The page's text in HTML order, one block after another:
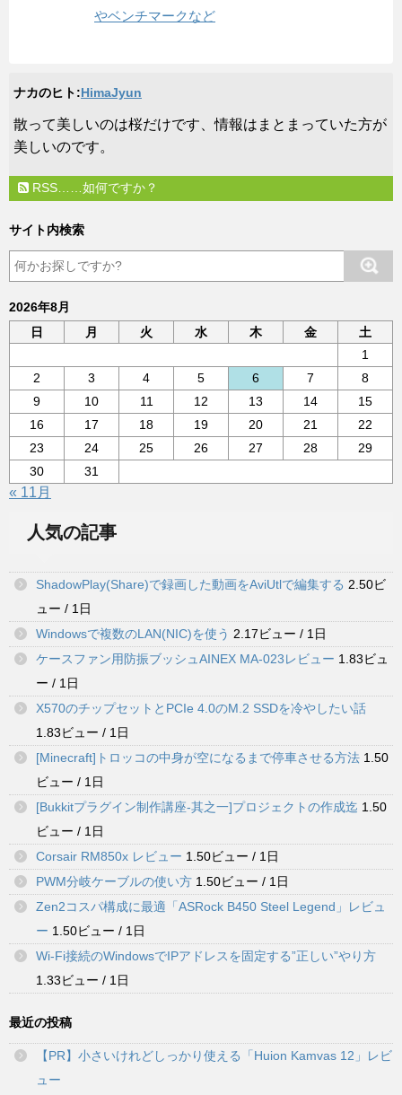
やベンチマークなど
ナカのヒト:HimaJyun
​散って美しいのは桜だけです、情報はまとまっていた方が
美しいのです。
RSS……如何ですか？
サイト内検索
2026年8月
日
月 火 水 木 金
土
1
2
3 4 5 6 7
8
9
10 11 12 13 14
15
16
17 18 19 20 21
22
23
24 25 26 27 28
29
30
31
« 11月
人気の記事
ShadowPlay(Share)で録画した動画をAviUtlで編集する 2.50ビ
ュー / 1日
Windowsで複数のLAN(NIC)を使う 2.17ビュー / 1日
ケースファン用防振ブッシュAINEX MA-023レビュー 1.83ビュ
ー / 1日
X570のチップセットとPCIe 4.0のM.2 SSDを冷やしたい話
1.83ビュー / 1日
[Minecraft]トロッコの中身が空になるまで停車させる方法 1.50
ビュー / 1日
[Bukkitプラグイン制作講座-其之一]プロジェクトの作成迄 1.50
ビュー / 1日
Corsair RM850x レビュー 1.50ビュー / 1日
PWM分岐ケーブルの使い方 1.50ビュー / 1日
Zen2コスパ構成に最適「ASRock B450 Steel Legend」レビュ
ー 1.50ビュー / 1日
Wi-Fi接続のWindowsでIPアドレスを固定する”正しい”やり方
1.33ビュー / 1日
最近の投稿
【PR】小さいけれどしっかり使える「Huion Kamvas 12」レビ
ュー